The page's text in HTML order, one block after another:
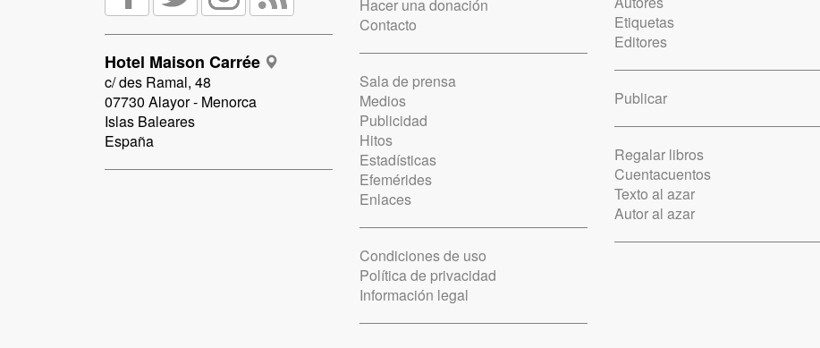
Hotel Maison Carrée
c/ des Ramal, 48
07730 Alayor - Menorca
Islas Baleares
España
Hacer una donación
Contacto
Sala de prensa
Medios
Publicidad
Hitos
Estadísticas
Efemérides
Enlaces
Condiciones de uso
Política de privacidad
Información legal
Etiquetas
Editores
Publicar
Regalar libros
Cuentacuentos
Texto al azar
Autor al azar